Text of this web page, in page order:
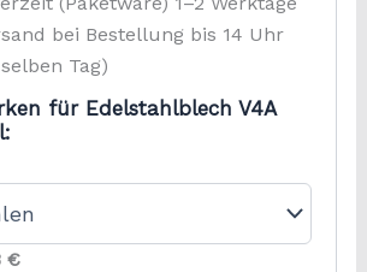
bei Bestellung bis 14 Uhr
Tag)
für Edelstahlblech V4A
€